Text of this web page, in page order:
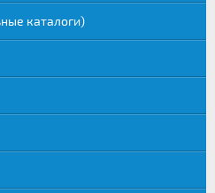
каталоги)